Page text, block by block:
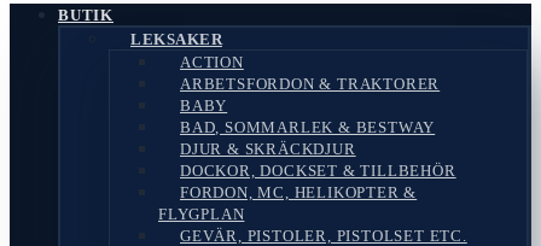
BUTIK
LEKSAKER
ACTION
ARBETSFORDON & TRAKTORER
BABY
BAD, SOMMARLEK & BESTWAY
DJUR & SKRÄCKDJUR
DOCKOR, DOCKSET & TILLBEHÖR
FORDON, MC, HELIKOPTER &
FLYGPLAN
GEVÄR, PISTOLER, PISTOLSET ETC.